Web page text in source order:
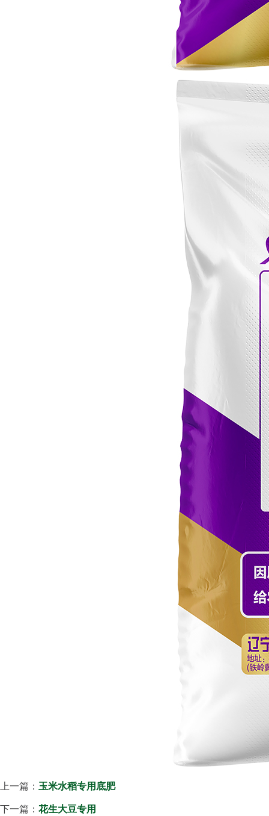
上一篇： 玉米水稻专用底肥
下一篇： 花生大豆专用